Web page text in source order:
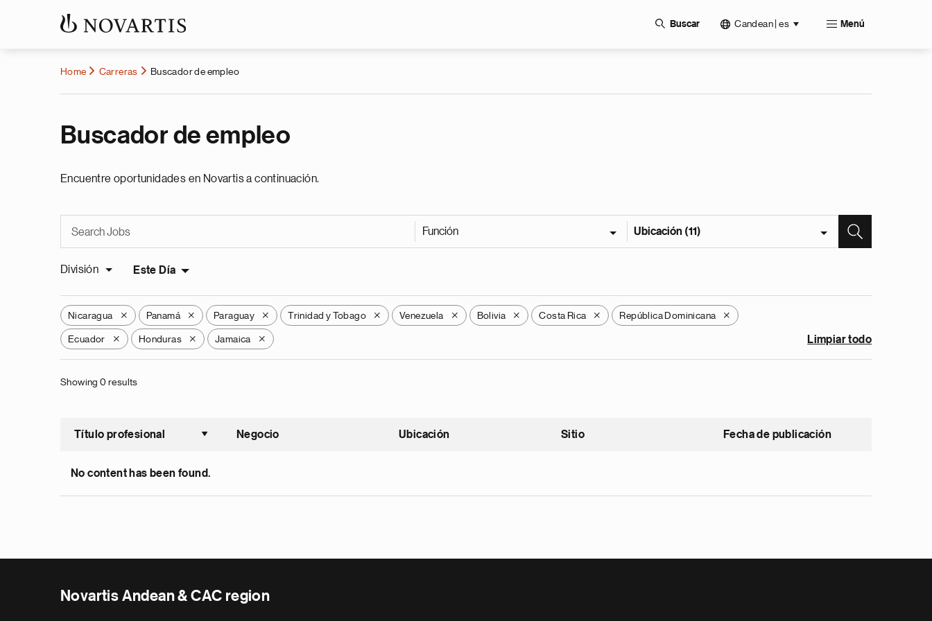
Buscar Candean | es Menú
Home Carreras Buscador de empleo
Buscador de empleo
Encuentre oportunidades en Novartis a continuación.
Función Ubicación (11)
División Este Día
Nicaragua X Panamá X Paraguay X Trinidad y Tobago X Venezuela X Bolivia X Costa Rica X República Dominicana X
Ecuador X Honduras X Jamaica X Limpiar todo
Showing 0 results
Título profesional
Ordenar ascendente
Negocio Ubicación Sitio Fecha de publicación
No content has been found.
Novartis Andean & CAC region